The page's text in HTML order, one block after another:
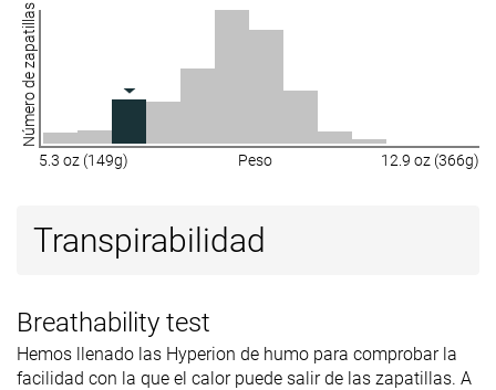
Número de zapatillas
5.3 oz (149g) Peso 12.9 oz (366g)
Transpirabilidad
Breathability test
Hemos llenado las Hyperion de humo para comprobar la
facilidad con la que el calor puede salir de las zapatillas. A